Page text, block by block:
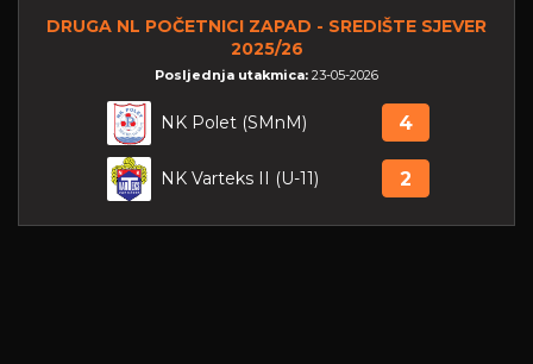
DRUGA NL POČETNICI ZAPAD - SREDIŠTE SJEVER
2025/26
Posljednja utakmica: 23-05-2026
NK Polet (SMnM) 4
NK Varteks II (U-11) 2